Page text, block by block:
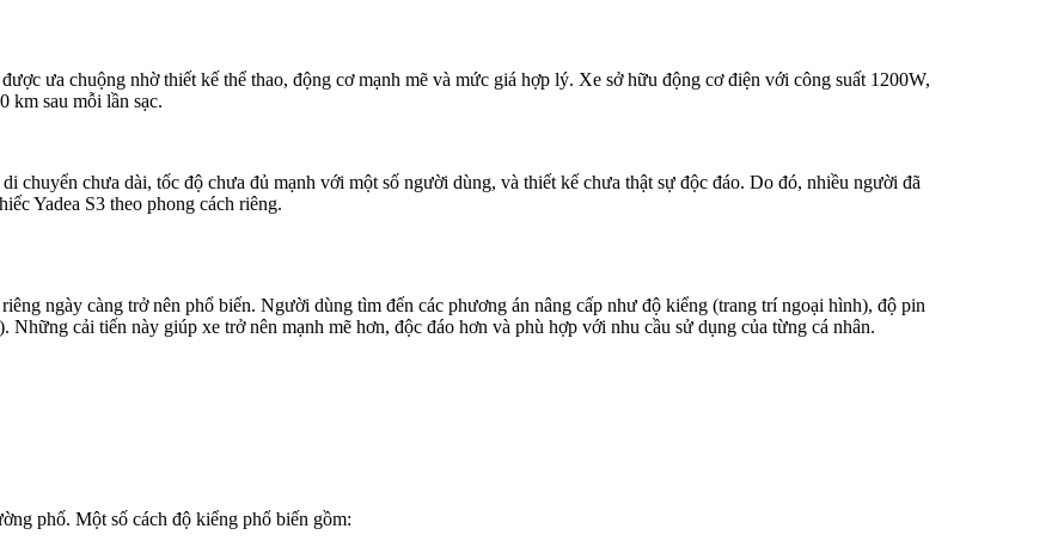
ưa chuộng nhờ thiết kế thể thao, động cơ mạnh mẽ và mức giá hợp lý. Xe sở hữu động cơ điện với công suất 1200W,
km sau mỗi lần sạc.
chuyển chưa dài, tốc độ chưa đủ mạnh với một số người dùng, và thiết kế chưa thật sự độc đáo. Do đó, nhiều người đã
Yadea S3 theo phong cách riêng.
ngày càng trở nên phổ biến. Người dùng tìm đến các phương án nâng cấp như độ kiểng (trang trí ngoại hình), độ pin
cải tiến này giúp xe trở nên mạnh mẽ hơn, độc đáo hơn và phù hợp với nhu cầu sử dụng của từng cá nhân.
phố. Một số cách độ kiểng phổ biến gồm: